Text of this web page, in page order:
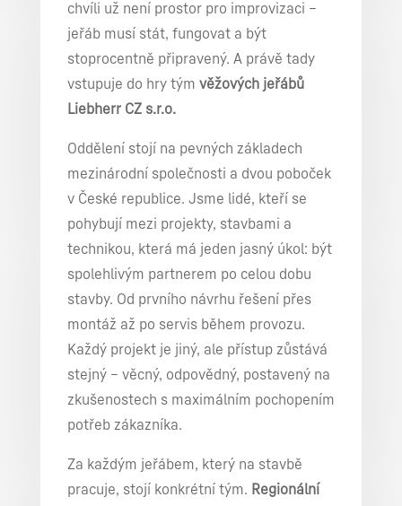
chvíli už není prostor pro improvizaci –
jeřáb musí stát, fungovat a být
stoprocentně připravený. A právě tady
vstupuje do hry tým věžových jeřábů
Liebherr CZ s.r.o.
Oddělení stojí na pevných základech
mezinárodní společnosti a dvou poboček
v České republice. Jsme lidé, kteří se
pohybují mezi projekty, stavbami a
technikou, která má jeden jasný úkol: být
spolehlivým partnerem po celou dobu
stavby. Od prvního návrhu řešení přes
montáž až po servis během provozu.
Každý projekt je jiný, ale přístup zůstává
stejný – věcný, odpovědný, postavený na
zkušenostech s maximálním pochopením
potřeb zákazníka.
Za každým jeřábem, který na stavbě
pracuje, stojí konkrétní tým. Regionální